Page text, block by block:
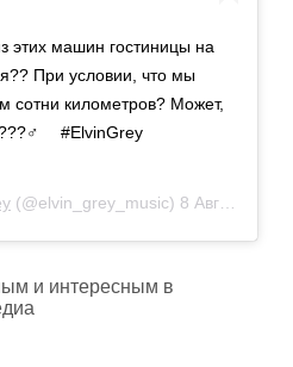
этих машин гостиницы на
При условии, что мы
сотни километров? Может,
⠀ #ElvinGrey
(@elvin_grey_music) 8 Авг 2019 в 8:52 PDT
и интересным в